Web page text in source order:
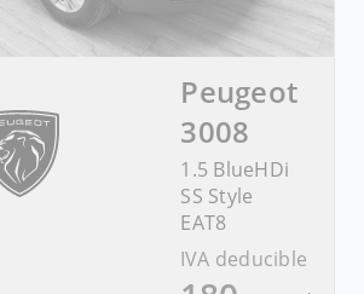
Peugeot
3008
1.5 BlueHDi
SS Style
EAT8
IVA deducible